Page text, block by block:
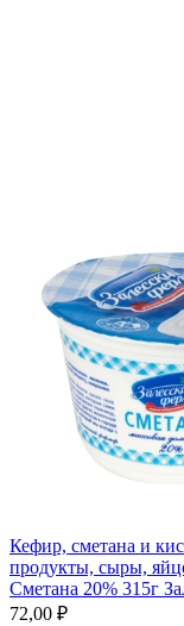
Кефир, сметана и
продукты, сыры,
Сметана 20% 315г
72,00 ₽